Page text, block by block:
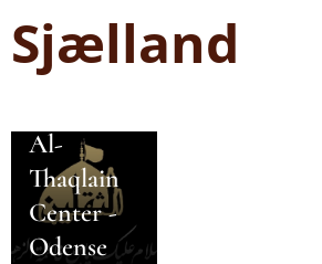
Sjælland
Al-
Thaqlain
Center -
Odense